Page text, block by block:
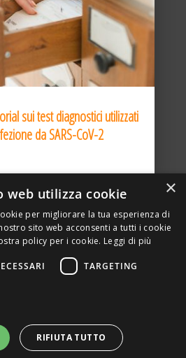
sui test diagnostici utilizzati
da SARS-CoV-2
– 20127 – MILANO – P. IVA
GRAFICAEFOTO WEB AGENCY –
SINTEL
×
web utilizza cookie
per migliorare la tua esperienza di
sito web acconsenti a tutti i cookie
policy per i cookie. Leggi di più
TARGETING
RIFIUTA TUTTO